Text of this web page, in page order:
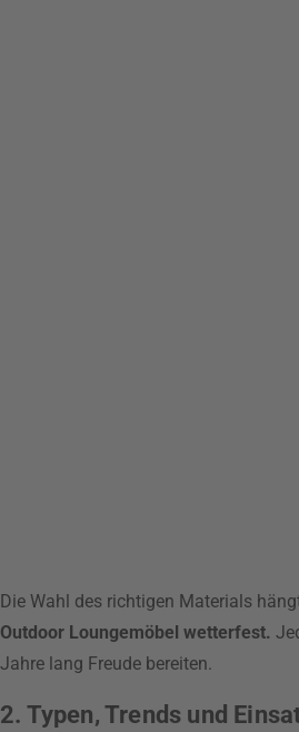
Die Wahl des richtigen Materials
Outdoor Loungemöbel wetterfest.
Jahre lang Freude bereiten.
2. Typen, Trends und